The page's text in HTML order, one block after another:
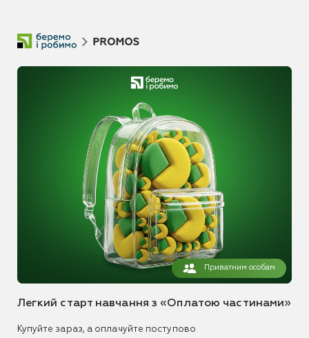
Приватним особам
Легкий старт навчання з «Оплатою частинами»
Купуйте зараз, а оплачуйте поступово